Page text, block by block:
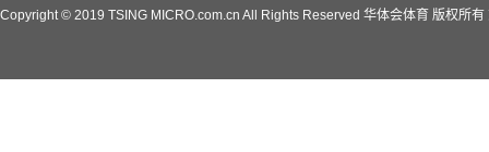
Copyright © 2019 TSING MICRO.com.cn All Rights Reserved 华体会体育 版权所有